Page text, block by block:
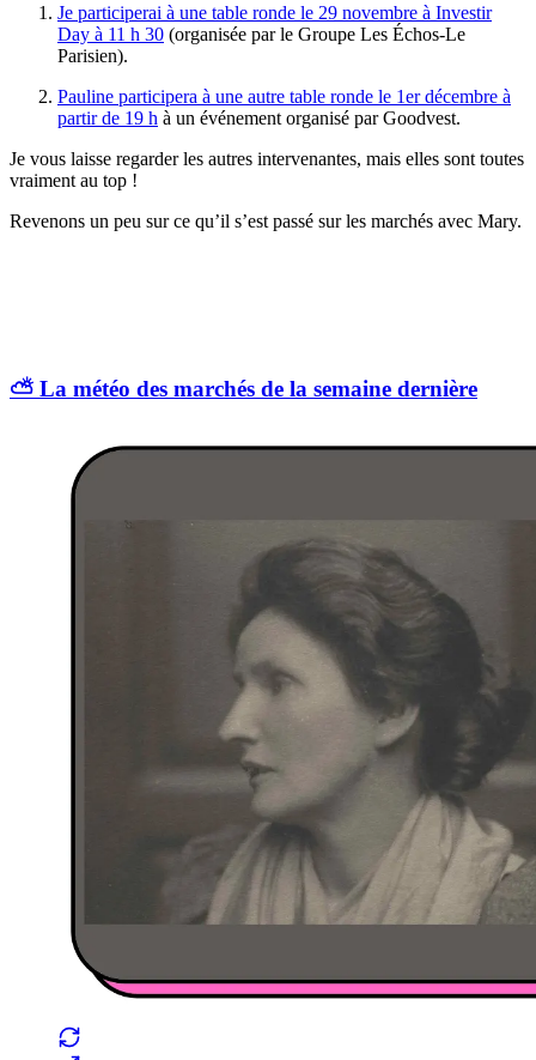
Je participerai à une table ronde le 29 novembre à Investir
Day à 11 h 30 (organisée par le Groupe Les Échos-Le
Parisien).
Pauline participera à une autre table ronde le 1er décembre à
partir de 19 h à un événement organisé par Goodvest.
Je vous laisse regarder les autres intervenantes, mais elles sont toutes
vraiment au top !
Revenons un peu sur ce qu’il s’est passé sur les marchés avec Mary.
⛅️ La météo des marchés de la semaine dernière